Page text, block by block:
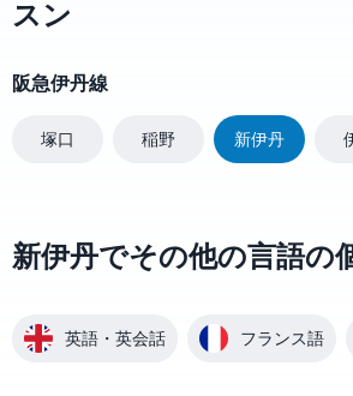
スン
阪急伊丹線
塚口 稲野 新伊丹
新伊丹でその他の言語の
英語・英会話 フランス語